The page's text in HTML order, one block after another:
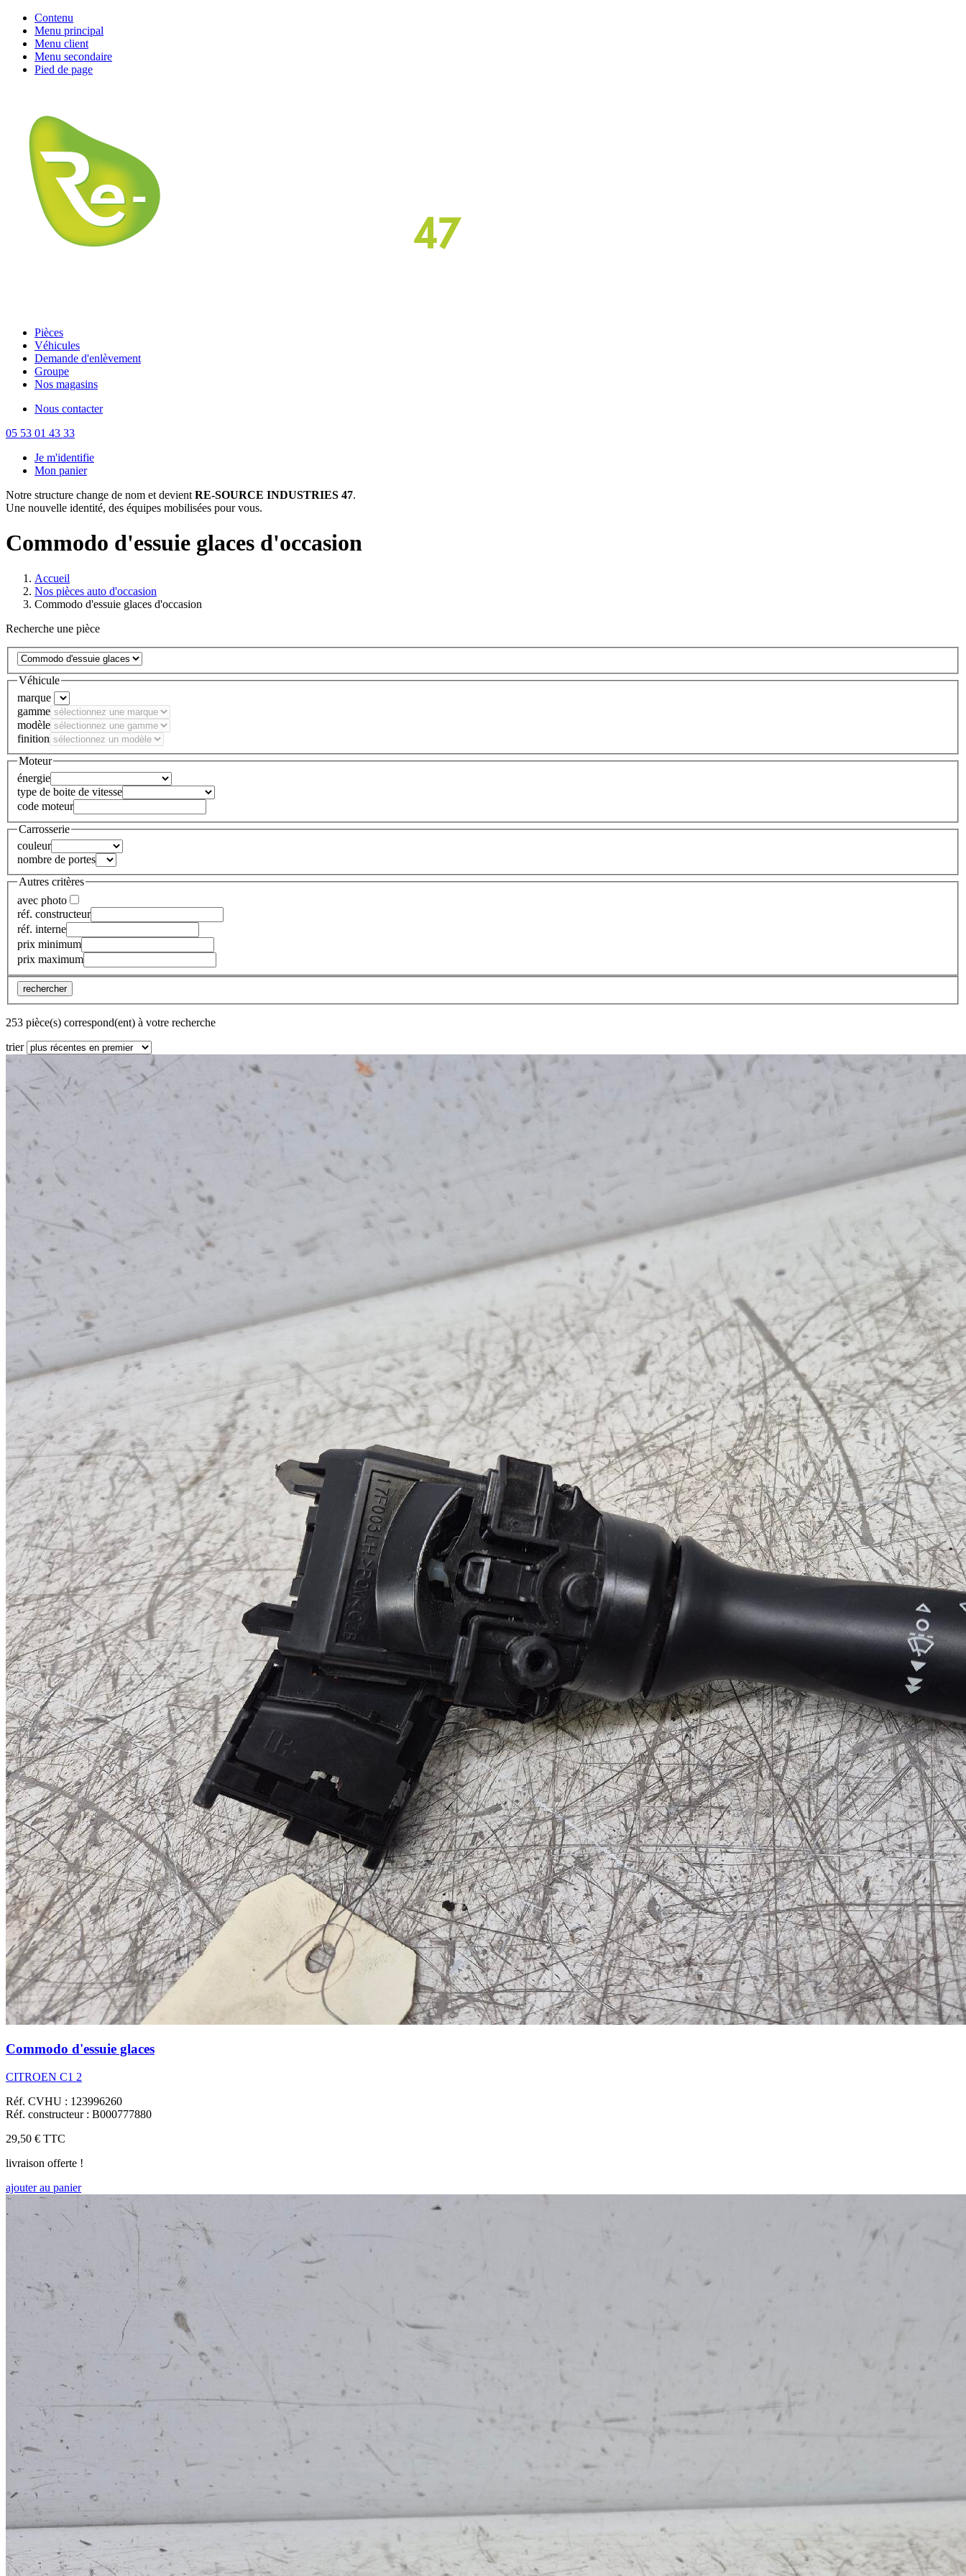
Contenu
Menu principal
Menu client
Menu secondaire
Pied de page
Pièces
Véhicules
Demande d'enlèvement
Groupe
Nos magasins
Nous contacter
05 53 01 43 33
Je m'identifie
Mon panier
Notre structure change de nom et devient RE-SOURCE INDUSTRIES 47.
Une nouvelle identité, des équipes mobilisées pour vous.
Commodo d'essuie glaces d'occasion
Accueil
Nos pièces auto d'occasion
Commodo d'essuie glaces d'occasion
Recherche une pièce
Véhicule
marque
gamme
modèle
finition
Moteur
énergie
type de boite de vitesse
code moteur
Carrosserie
couleur
nombre de portes
Autres critères
avec photo
réf. constructeur
réf. interne
prix minimum
prix maximum
rechercher
253 pièce(s) correspond(ent) à votre recherche
trier
Commodo d'essuie glaces
CITROEN C1 2
Réf. CVHU : 123996260
Réf. constructeur : B000777880
29,50 € TTC
livraison offerte !
ajouter au panier